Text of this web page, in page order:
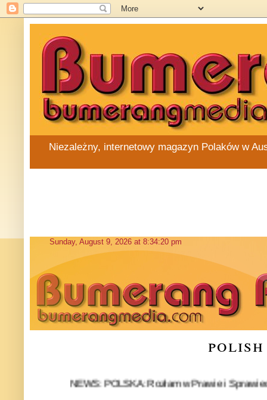
Niezależny, internetowy magazyn Polaków w
NEWS: POLSKA: Rozłam w Prawie i